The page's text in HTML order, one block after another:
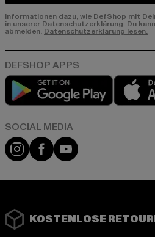
Informationen dazu, wie DefShop mit
in unserer Datenschutzerklärung. Du
abmelden. Datenschutzerklärung lesen.
Play
Instagram
FacebookYouTube
KOSTENLOSE